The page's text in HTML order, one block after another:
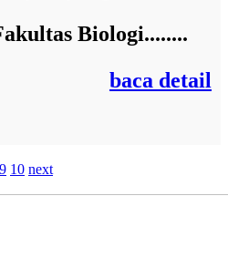
Biologi........
baca detail
9 10 next